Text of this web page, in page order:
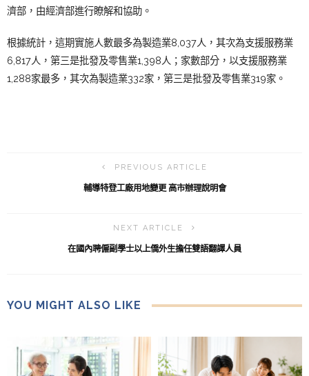
濟部，由經濟部進行瞭解和協助。
根據統計，這期實施人數最多為製造業8,037人，其次為支援服務業
6,817人，第三是批發及零售業1,398人；家數部分，以支援服務業
1,288家最多，其次為製造業332家，第三是批發及零售業319家。
PREVIOUS ARTICLE
輔導特登工廠用地變更 高市辦理說明會
NEXT ARTICLE
在國內聘僱副學士以上僑外生擔任雙語翻譯人員
YOU MIGHT ALSO LIKE